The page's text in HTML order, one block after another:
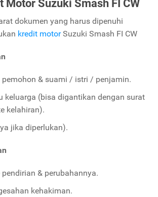
Motor Suzuki Smash FI CW
dokumen yang harus dipenuhi
kredit motorSuzuki Smash FI CW
pemohon & suami / istri / penjamin.
keluarga (bisa digantikan dengan surat
kelahiran).
jika diperlukan).
& perubahannya.
kehakiman.